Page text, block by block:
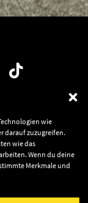
wie
darauf zuzugreifen.
wie das
Wenn du deine
Merkmale und